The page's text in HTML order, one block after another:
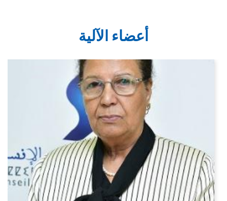
أعضاء الآلية